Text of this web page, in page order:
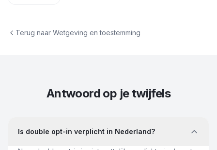
Terug naar Wetgeving en toestemming
Antwoord op je twijfels
Is double opt-in verplicht in Nederland?